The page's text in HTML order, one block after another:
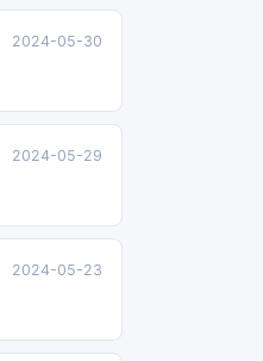
2024-05-30
2024-05-29
2024-05-23